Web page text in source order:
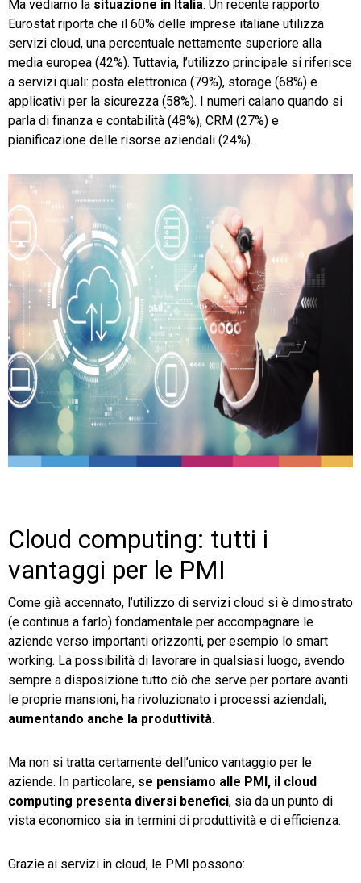
Ma vediamo la situazione in Italia. Un recente rapporto
Eurostat riporta che il 60% delle imprese italiane utilizza
servizi cloud, una percentuale nettamente superiore alla
media europea (42%). Tuttavia, l’utilizzo principale si riferisce
a servizi quali: posta elettronica (79%), storage (68%) e
applicativi per la sicurezza (58%). I numeri calano quando si
parla di finanza e contabilità (48%), CRM (27%) e
pianificazione delle risorse aziendali (24%).
Cloud computing: tutti i
vantaggi per le PMI
Come già accennato, l’utilizzo di servizi cloud si è dimostrato
(e continua a farlo) fondamentale per accompagnare le
aziende verso importanti orizzonti, per esempio lo smart
working. La possibilità di lavorare in qualsiasi luogo, avendo
sempre a disposizione tutto ciò che serve per portare avanti
le proprie mansioni, ha rivoluzionato i processi aziendali,
aumentando anche la produttività.
Ma non si tratta certamente dell’unico vantaggio per le
aziende. In particolare, se pensiamo alle PMI, il cloud
computing presenta diversi benefici, sia da un punto di
vista economico sia in termini di produttività e di efficienza.
Grazie ai servizi in cloud, le PMI possono: